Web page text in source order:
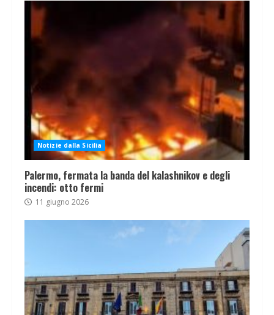
Notizie dalla Sicilia
Palermo, fermata la banda del kalashnikov e degli
incendi: otto fermi
11 giugno 2026